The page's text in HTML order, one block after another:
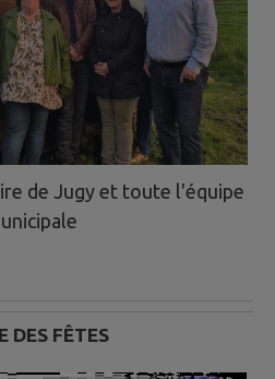
de Jugy et toute l'équipe
DES FÊTES